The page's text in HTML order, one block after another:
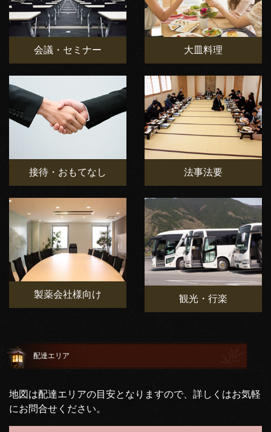
会議・セミナー 大皿料理
接待・おもてなし 法事法要
製薬会社様向け 観光・行楽
配達エリア
地図は配達エリアの目安となりますので、詳しくはお気軽
にお問合せください。